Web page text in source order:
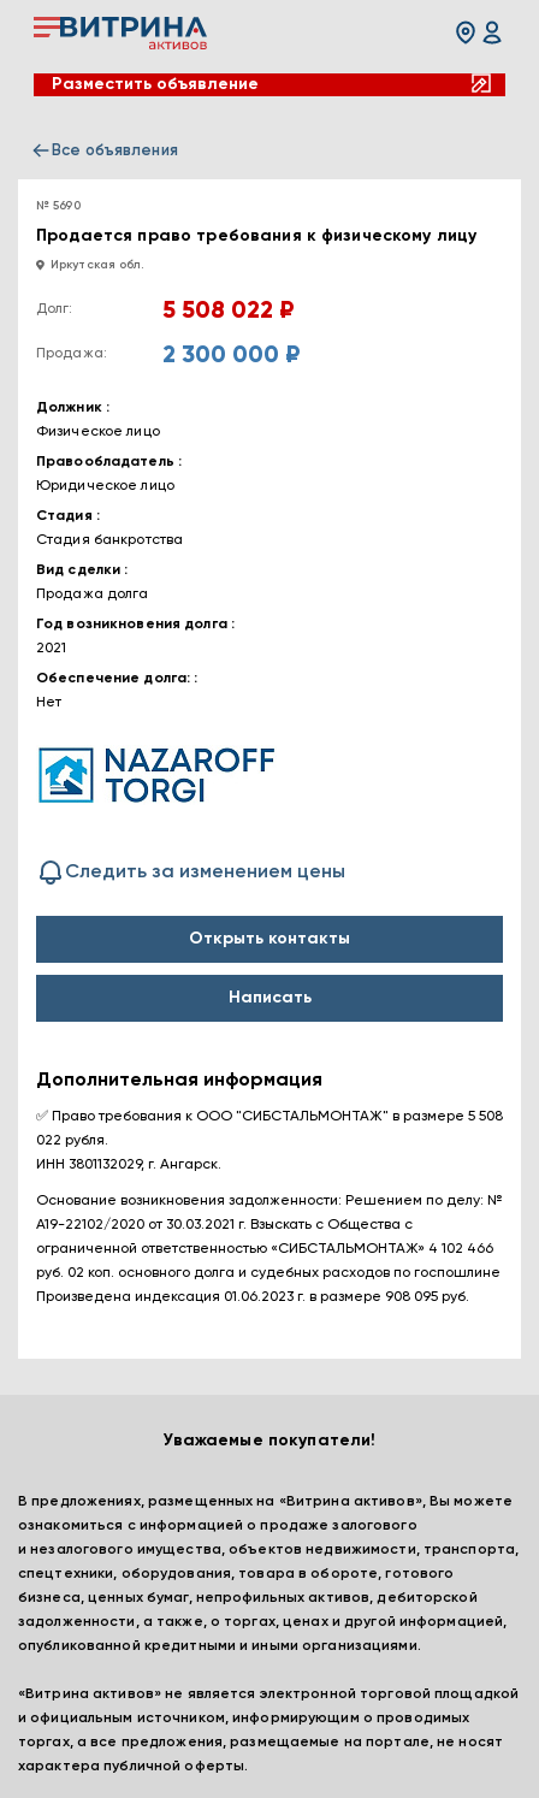
Разместить объявление
Все объявления
№ 5690
Продается право требования к физическому лицу
Иркутская обл.
Долг: 5 508 022 ₽
Продажа: 2 300 000 ₽
Должник
Физическое лицо
Правообладатель
Юридическое лицо
Стадия
Стадия банкротства
Вид сделки
Продажа долга
Год возникновения долга
2021
Обеспечение долга:
Нет
Следить за изменением цены
Открыть контакты
Написать
Дополнительная информация
✅ Право требования к ООО "СИБСТАЛЬМОНТАЖ" в размере 5 508
022 рубля.
ИНН 3801132029, г. Ангарск.
Основание возникновения задолженности: Решением по делу: №
А19-22102/2020 от 30.03.2021 г. Взыскать с Общества с
ограниченной ответственностью «СИБСТАЛЬМОНТАЖ» 4 102 466
руб. 02 коп. основного долга и судебных расходов по госпошлине
Произведена индексация 01.06.2023 г. в размере 908 095 руб.
Уважаемые покупатели!
В предложениях, размещенных на «Витрина активов», Вы можете
ознакомиться с информацией о продаже залогового
и незалогового имущества, объектов недвижимости, транспорта,
спецтехники, оборудования, товара в обороте, готового
бизнеса, ценных бумаг, непрофильных активов, дебиторской
задолженности, а также, о торгах, ценах и другой информацией,
опубликованной кредитными и иными организациями.
«Витрина активов» не является электронной торговой площадкой
и официальным источником, информирующим о проводимых
торгах, а все предложения, размещаемые на портале, не носят
характера публичной оферты.